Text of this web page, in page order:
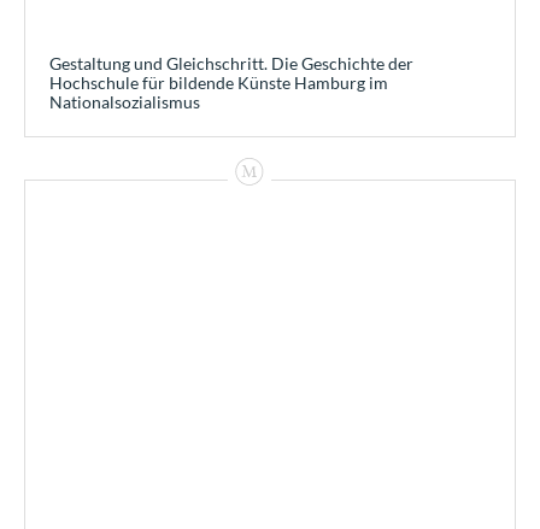
Gestaltung und Gleichschritt. Die Geschichte der
Hochschule für bildende Künste Hamburg im
Nationalsozialismus